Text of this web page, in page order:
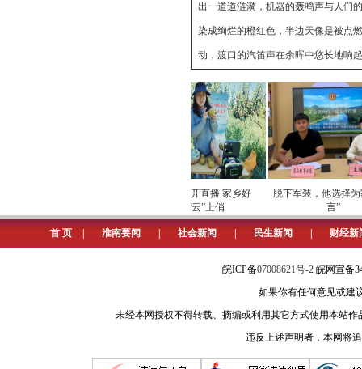
出一道道涟漪，机器的轰鸣声与人们
染成绚烂的橙红色，半边天像是被点
动，渡口的汽笛声在余晖中悠长地响
练功服，或是打太极拳，行云流水间
的弧线，带着风声呼啸。长椅上，三
沉思，时而兴奋地讨论；或聊天，聊
舞音乐占领。伴着节奏明快的旋律，
带着生活的热情与活力。情侣们手牵
草间，此起彼伏地鸣叫着，像是在开
星星，闪闪烁烁地诉说着古老的故事。
如同在为新一天奏响序曲。南瓜、冬
然的慷慨馈赠。人们穿梭在摊位间
低，透着熟络与亲近。
劳模下田开直播 家乡好
物“云”上俏
脱下军装，他选择为家
言”
首 页 淮南要闻 社会新闻 民生新闻 财经新
皖ICP备07008621号-2 皖网宣备
如果你有任何意见或建
未经本网授权不得转载、摘编或利用其它方式使用本站
违反上述声明者，本网将